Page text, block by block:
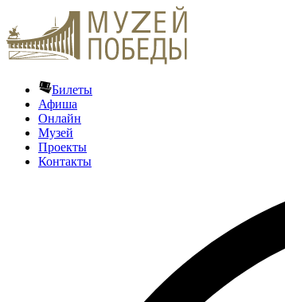
Билеты
Афиша
Онлайн
Музей
Проекты
Контакты